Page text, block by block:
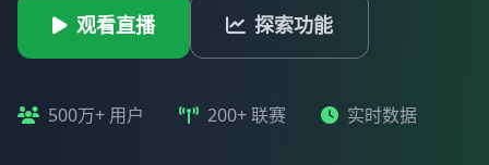
观看直播 探索功能
500万+ 用户 200+ 联赛 实时数据